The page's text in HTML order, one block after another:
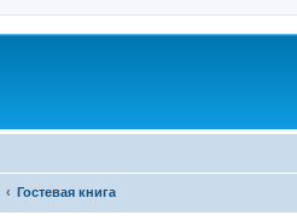
Гостевая книга